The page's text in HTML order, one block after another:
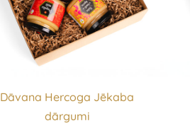
Dāvana Hercoga Jēkaba
dārgumi